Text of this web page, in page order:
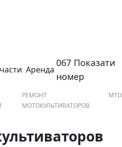
меню
Аренда контактный
067 Показати
номер
РЕМОНТ
МОТОКУЛЬТИВАТОРОВ
MTD